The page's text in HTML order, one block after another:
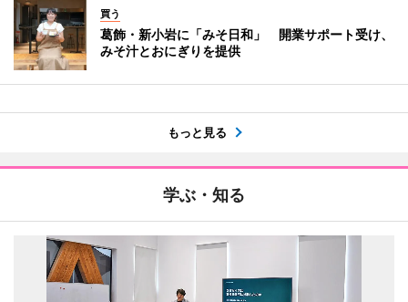
買う
葛飾・新小岩に「みそ日和」 開業サポート受け、
みそ汁とおにぎりを提供
もっと見る
学ぶ・知る